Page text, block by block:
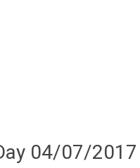
04/07/2017